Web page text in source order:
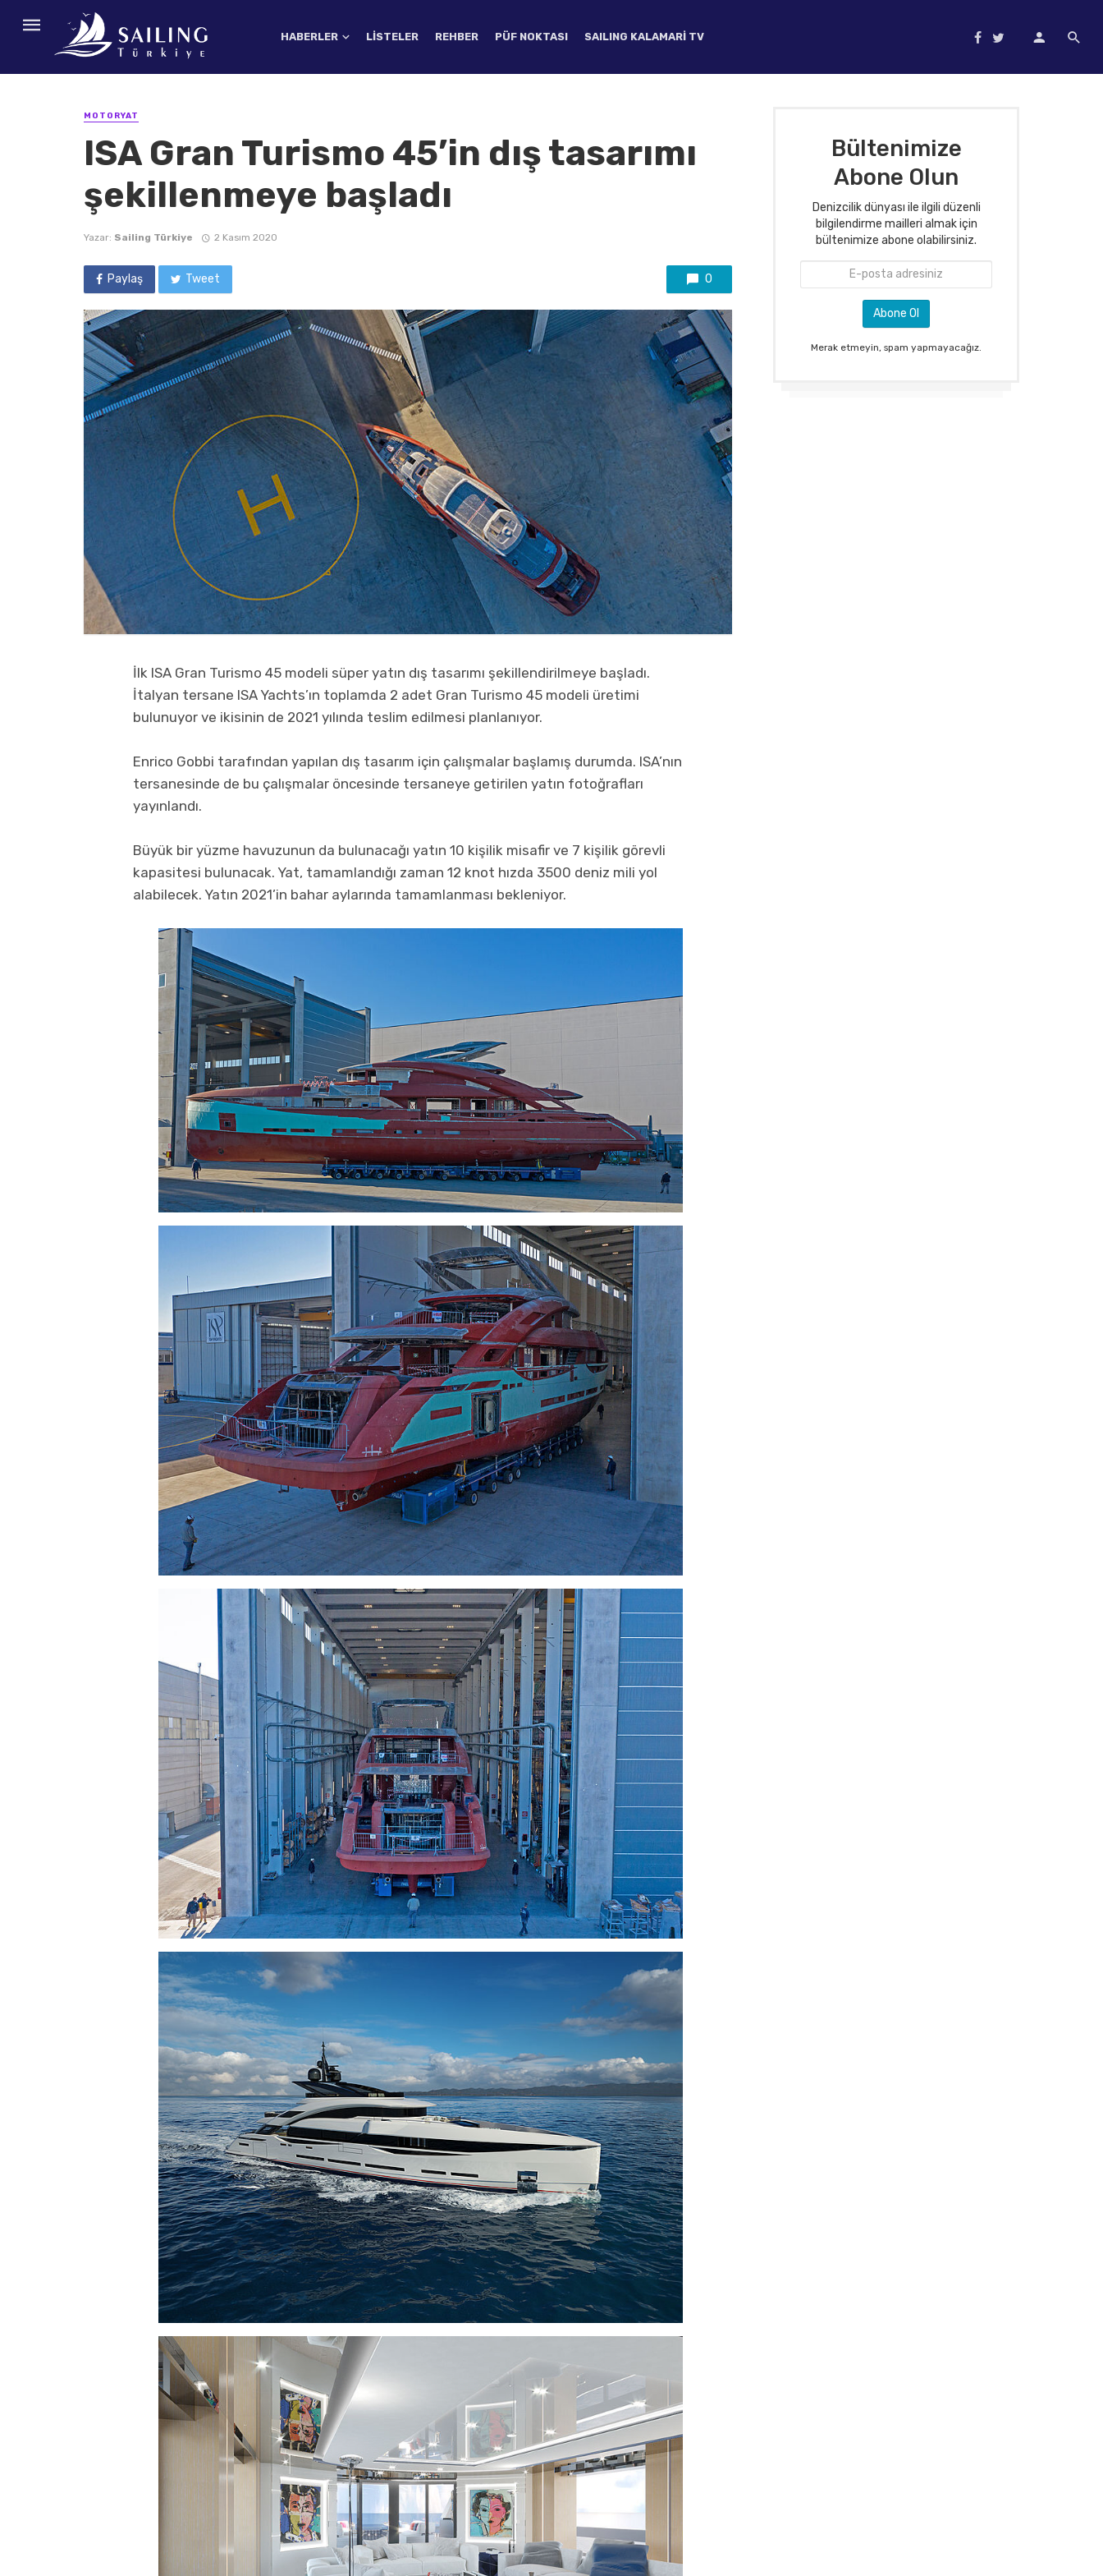
HABERLER LISTELER REHBER PÜF NOKTASI SAILING KALAMARI TV
MOTORYAT
ISA Gran Turismo 45’in dış tasarımı
şekillenmeye başladı
Yazar: Sailing Türkiye 2 Kasım 2020
Paylaş Tweet 0
İlk ISA Gran Turismo 45 modeli süper yatın dış tasarımı şekillendirilmeye başladı.
İtalyan tersane ISA Yachts’ın toplamda 2 adet Gran Turismo 45 modeli üretimi
bulunuyor ve ikisinin de 2021 yılında teslim edilmesi planlanıyor.
Enrico Gobbi tarafından yapılan dış tasarım için çalışmalar başlamış durumda. ISA’nın
tersanesinde de bu çalışmalar öncesinde tersaneye getirilen yatın fotoğrafları
yayınlandı.
Büyük bir yüzme havuzunun da bulunacağı yatın 10 kişilik misafir ve 7 kişilik görevli
kapasitesi bulunacak. Yat, tamamlandığı zaman 12 knot hızda 3500 deniz mili yol
alabilecek. Yatın 2021’in bahar aylarında tamamlanması bekleniyor.
Bültenimize
Abone Olun
Denizcilik dünyası ile ilgili düzenli
bilgilendirme mailleri almak için
bültenimize abone olabilirsiniz.
Merak etmeyin, spam yapmayacağız.